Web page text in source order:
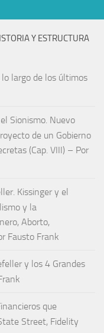
Y ESTRUCTURA
largo de los últimos
Sionismo. Nuevo
de un Gobierno
(Cap. VIII) – Por
Kissinger y el
y la
Aborto,
Fausto Frank
y los 4 Grandes
que
Street, Fidelity